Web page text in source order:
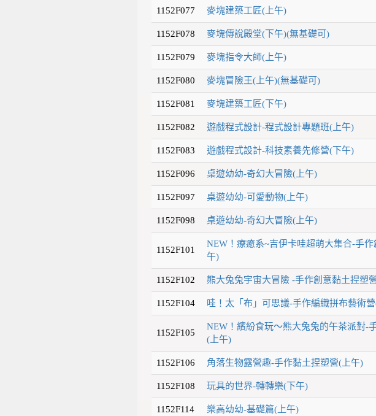
1152F077 麥塊建築工匠(上午)
1152F078 麥塊傳說殿堂(下午)(無基礎可)
1152F079 麥塊指令大師(上午)
1152F080 麥塊冒險王(上午)(無基礎可)
1152F081 麥塊建築工匠(下午)
1152F082 遊戲程式設計-程式設計專題班(上午)
1152F083 遊戲程式設計-科技素養先修營(下午)
1152F096 桌遊幼幼-奇幻大冒險(上午)
1152F097 桌遊幼幼-可愛動物(上午)
1152F098 桌遊幼幼-奇幻大冒險(上午)
1152F101
NEW！療癒系~吉伊卡哇超萌大集合-手
午)
1152F102 熊大兔兔宇宙大冒險 -手作創意黏土捏塑
1152F104 哇！太「布」可思議-手作編織拼布藝術
1152F105
NEW！繽紛食玩～熊大兔兔的午茶派對-
(上午)
1152F106 角落生物露營趣-手作黏土捏塑營(上午)
1152F108 玩具的世界-轉轉樂(下午)
1152F114 樂高幼幼-基礎篇(上午)